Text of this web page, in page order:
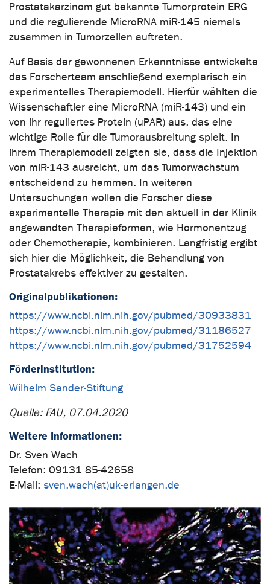
Prostatakarzinom gut bekannte Tumorprotein ERG
und die regulierende MicroRNA miR-145 niemals
zusammen in Tumorzellen auftreten.
Auf Basis der gewonnenen Erkenntnisse entwickelte
das Forscherteam anschließend exemplarisch ein
experimentelles Therapiemodell. Hierfür wählten die
Wissenschaftler eine MicroRNA (miR-143) und ein
von ihr reguliertes Protein (uPAR) aus, das eine
wichtige Rolle für die Tumorausbreitung spielt. In
ihrem Therapiemodell zeigten sie, dass die Injektion
von miR-143 ausreicht, um das Tumorwachstum
entscheidend zu hemmen. In weiteren
Untersuchungen wollen die Forscher diese
experimentelle Therapie mit den aktuell in der Klinik
angewandten Therapieformen, wie Hormonentzug
oder Chemotherapie, kombinieren. Langfristig ergibt
sich hier die Möglichkeit, die Behandlung von
Prostatakrebs effektiver zu gestalten.
Originalpublikationen:
https://www.ncbi.nlm.nih.gov/pubmed/30933831
https://www.ncbi.nlm.nih.gov/pubmed/31186527
https://www.ncbi.nlm.nih.gov/pubmed/31752594
Förderinstitution:
Wilhelm Sander-Stiftung
Quelle: FAU, 07.04.2020
Weitere Informationen:
Dr. Sven Wach
Telefon: 09131 85-42658
E-Mail: sven.wach(at)uk-erlangen.de